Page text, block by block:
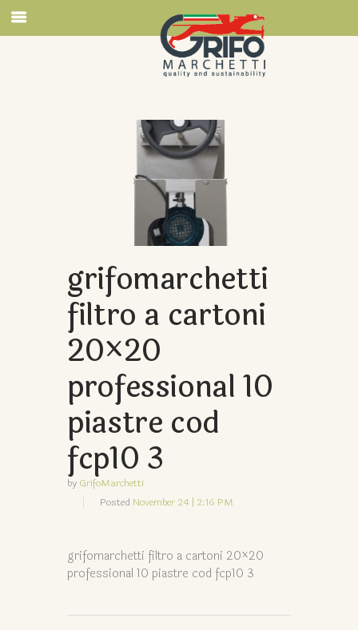
grifomarchetti
filtro a cartoni
20×20
professional 10
piastre cod
fcp10 3
by GrifoMarchetti
Posted November 24 | 2:16 PM
grifomarchetti filtro a cartoni 20×20
professional 10 piastre cod fcp10 3